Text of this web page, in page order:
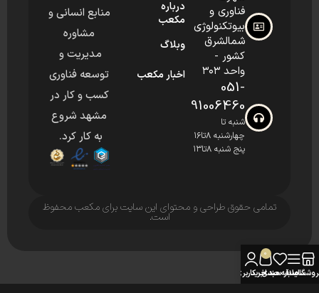
فناوری و
بیوتکنولوژی
شمالشرق
کشور -
واحد ۳۰۳
051-
91006460
شنبه تا
چهارشنبه ۸تا۱۶
پنج شنبه ۸تا۱۳
درباره
مکعب
وبلاگ
اخبار مکعب
منابع انسانی و
مشاوره
مدیریت و
توسعه فناوری
کسب و کار در
مشهد شروع
به کار کرد.
تمامی حقوق طراحی و محتوای این سایت برای مکعب محفوظ
است.
سایدبار
علاقه مندی
0
سبد خرید
حساب کاربری من